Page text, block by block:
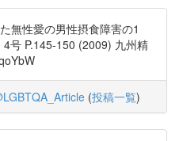
無性愛の男性摂食障害の1
号 P.145-150 (2009) 九州精
(投稿一覧)